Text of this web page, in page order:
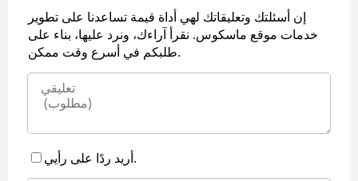
إن أسئلتك وتعليقاتك لهي أداة قيمة تساعدنا على تطوير
خدمات موقع ماسكوس. نقرأ آراءك، ونرد عليها، بناء على
طلبكم في أسرع وقت ممكن.
أريد ردًا على رأيي.